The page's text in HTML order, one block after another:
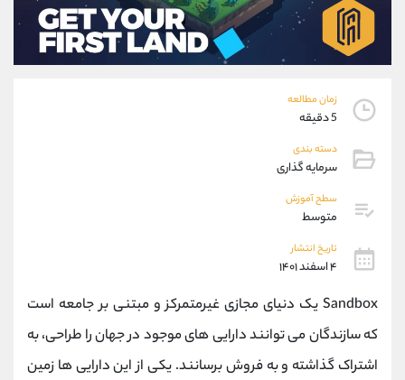
زمان مطالعه
5 دقیقه
دسته بندی
سرمایه گذاری
سطح آموزش
متوسط
تاریخ انتشار
۴ اسفند ۱۴۰۱
Sandbox یک دنیای مجازی غیرمتمرکز و مبتنی بر جامعه است
که سازندگان می توانند دارایی های موجود در جهان را طراحی، به
اشتراک گذاشته و به فروش برسانند. یکی از این دارایی ها زمین
09194198792
واتساپ شروع گفتگو
تلگرام @Armteam_admin_33
پشتیبان فروش
موبایل
واتساپ
داخلی
اطلاعات تماس (دفتر فروش)
تلفن 021-22021030
بدون پیش شماره 90001030
اینستاگرام @alireza.mehrabii